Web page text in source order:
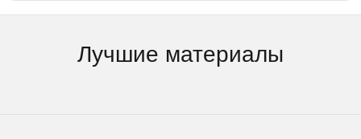
Лучшие материалы